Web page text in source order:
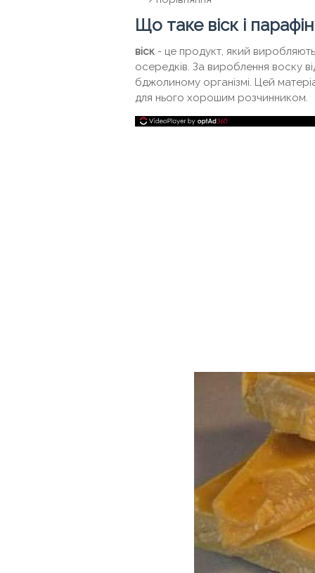
Що таке віск і парафін
віск - це продукт, який
осередків. За вироблення воску
бджолиному організмі. Цей
для нього хорошим розчинником.